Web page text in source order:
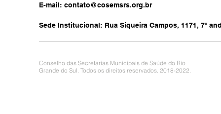
E-mail: contato@cosemsrs.org.br
Sede Institucional: Rua Siqueira Campos, 1171, 7º
Conselho das Secretarias Municipais de Saúde do Rio
Grande do Sul. Todos os direitos reservados. 2018-2022.